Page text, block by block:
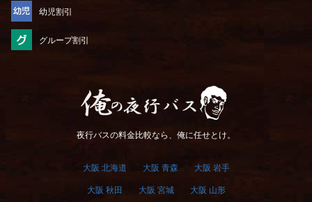
幼児割引
グループ割引
俺の夜行バス
夜行バスの料金比較なら、俺に任せとけ。
大阪 北海道 大阪 青森 大阪 岩手
大阪 秋田 大阪 宮城 大阪 山形